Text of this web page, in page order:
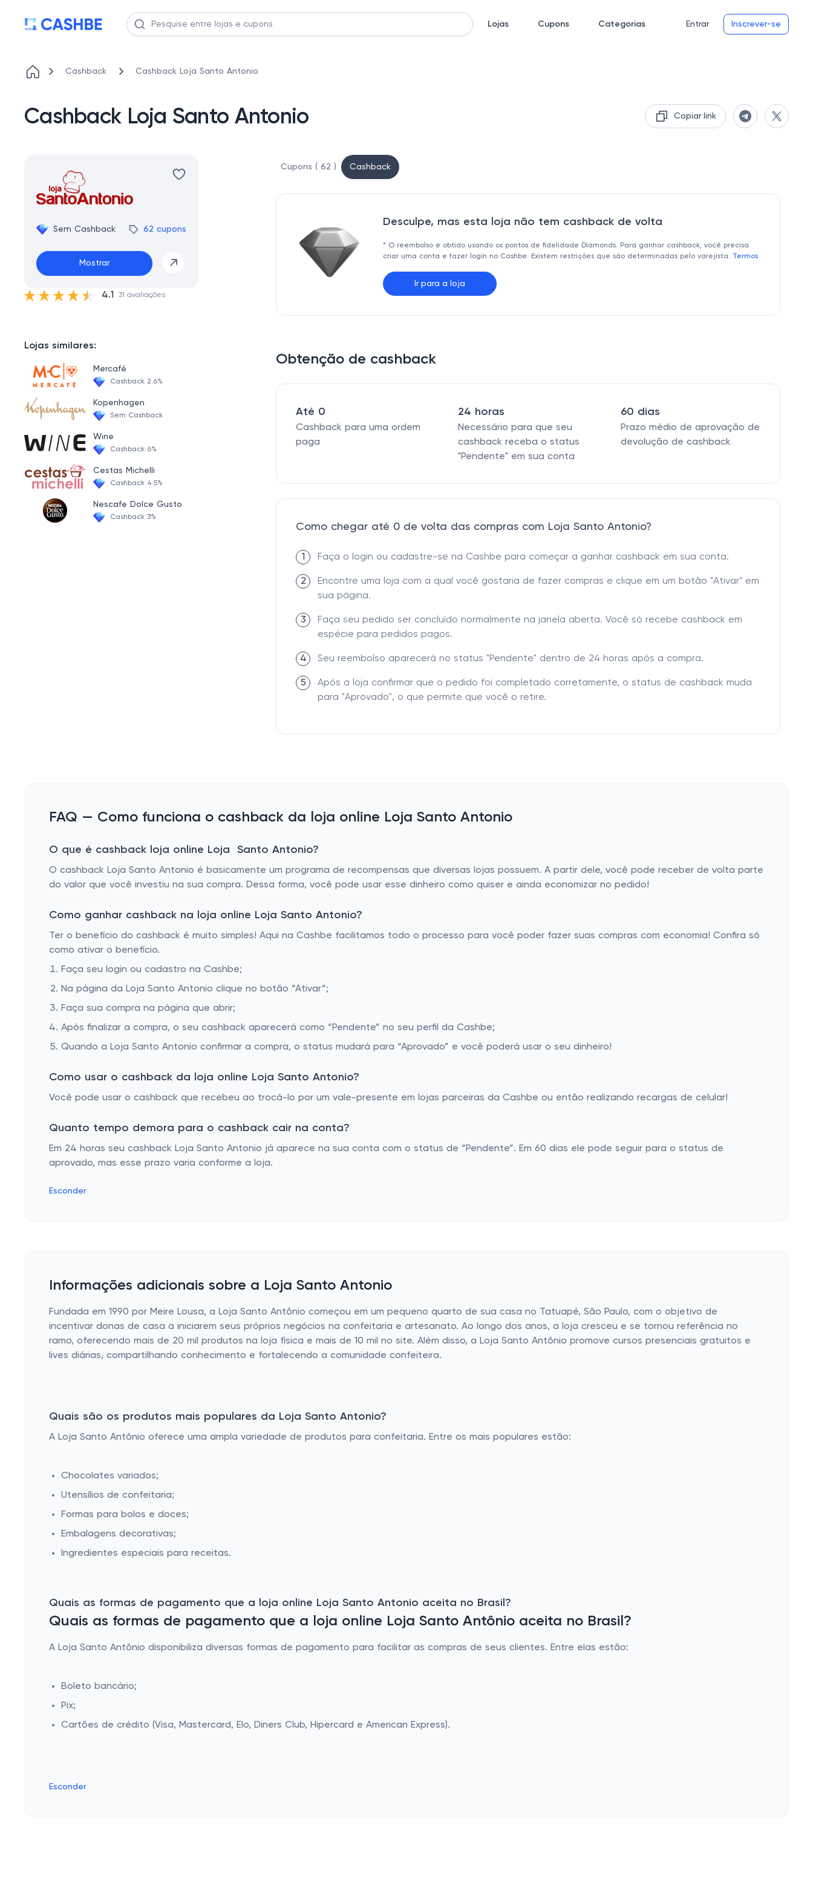
Lojas Cupons Categorias Entrar Inscrever-se
Cashback Cashback Loja Santo Antonio
Cashback Loja Santo Antonio Copiar link
Sem Cashback 62 cupons
Mostrar
4.1 31 avaliações
Lojas similares:
Mercafé
Cashback 2.6%
Kopenhagen
Sem Cashback
Wine
Cashback 6%
Cestas Michelli
Cashback 4.5%
Nescafe Dolce Gusto
Cashback 3%
Cupons ( 62 ) Cashback
Desculpe, mas esta loja não tem cashback de volta
* O reembolso é obtido usando os pontos de fidelidade Diamonds. Para ganhar cashback, você precisa
criar uma conta e fazer login no Cashbe. Existem restrições que são determinadas pelo varejista. Termos
Ir para a loja
Obtenção de cashback
Até 0
Cashback para uma ordem
paga
24 horas
Necessário para que seu
cashback receba o status
"Pendente" em sua conta
60 dias
Prazo médio de aprovação de
devolução de cashback
Como chegar até 0 de volta das compras com Loja Santo Antonio?
1 Faça o login ou cadastre-se na Cashbe para começar a ganhar cashback em sua conta.
2
Encontre uma loja com a qual você gostaria de fazer compras e clique em um botão "Ativar" em
sua página.
3
Faça seu pedido ser concluído normalmente na janela aberta. Você só recebe cashback em
espécie para pedidos pagos.
4 Seu reembolso aparecerá no status "Pendente" dentro de 24 horas após a compra.
5
Após a loja confirmar que o pedido foi completado corretamente, o status de cashback muda
para "Aprovado", o que permite que você o retire.
FAQ — Como funciona o cashback da loja online Loja Santo Antonio
O que é cashback loja online Loja Santo Antonio?
O cashback Loja Santo Antonio é basicamente um programa de recompensas que diversas lojas possuem. A partir dele, você pode receber de volta parte
do valor que você investiu na sua compra. Dessa forma, você pode usar esse dinheiro como quiser e ainda economizar no pedido!
Como ganhar cashback na loja online Loja Santo Antonio?
Ter o benefício do cashback é muito simples! Aqui na Cashbe facilitamos todo o processo para você poder fazer suas compras com economia! Confira só
como ativar o benefício.
Faça seu login ou cadastro na Cashbe;
Na página da Loja Santo Antonio clique no botão “Ativar”;
Faça sua compra na página que abrir;
Após finalizar a compra, o seu cashback aparecerá como “Pendente” no seu perfil da Cashbe;
Quando a Loja Santo Antonio confirmar a compra, o status mudará para “Aprovado” e você poderá usar o seu dinheiro!
Como usar o cashback da loja online Loja Santo Antonio?
Você pode usar o cashback que recebeu ao trocá-lo por um vale-presente em lojas parceiras da Cashbe ou então realizando recargas de celular!
Quanto tempo demora para o cashback cair na conta?
Em 24 horas seu cashback Loja Santo Antonio já aparece na sua conta com o status de “Pendente”. Em 60 dias ele pode seguir para o status de
aprovado, mas esse prazo varia conforme a loja.
Esconder
Informações adicionais sobre a Loja Santo Antonio
Fundada em 1990 por Meire Lousa, a Loja Santo Antônio começou em um pequeno quarto de sua casa no Tatuapé, São Paulo, com o objetivo de
incentivar donas de casa a iniciarem seus próprios negócios na confeitaria e artesanato. Ao longo dos anos, a loja cresceu e se tornou referência no
ramo, oferecendo mais de 20 mil produtos na loja física e mais de 10 mil no site. Além disso, a Loja Santo Antônio promove cursos presenciais gratuitos e
lives diárias, compartilhando conhecimento e fortalecendo a comunidade confeiteira.
Quais são os produtos mais populares da Loja Santo Antonio?
A Loja Santo Antônio oferece uma ampla variedade de produtos para confeitaria. Entre os mais populares estão:
Chocolates variados;
Utensílios de confeitaria;
Formas para bolos e doces;
Embalagens decorativas;
Ingredientes especiais para receitas.
Quais as formas de pagamento que a loja online Loja Santo Antonio aceita no Brasil?
Quais as formas de pagamento que a loja online Loja Santo Antônio aceita no Brasil?
A Loja Santo Antônio disponibiliza diversas formas de pagamento para facilitar as compras de seus clientes. Entre elas estão:
Boleto bancário;
Pix;
Cartões de crédito (Visa, Mastercard, Elo, Diners Club, Hipercard e American Express).
Esconder